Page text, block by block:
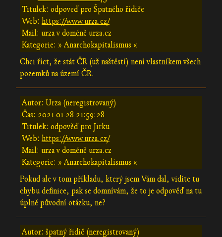
Titulek: odpoveď pro Špatného řidiče
Web: https://www.urza.cz/
Mail: urza v doméně urza.cz
Kategorie: » Anarchokapitalismus «
Chci říct, že stát ČR (už naštěstí) není vlastníkem všech
pozemků na území ČR.
Autor: Urza (neregistrovaný)
Čas: 2021-01-28 21:59:28
Titulek: odpověď pro Jirku
Web: https://www.urza.cz/
Mail: urza v doméně urza.cz
Kategorie: » Anarchokapitalismus «
Pokud ale v tom příkladu, který jsem Vám dal, vidíte tu
chybu definice, pak se domnívám, že to je odpověď na tu
úplně původní otázku, ne?
Autor: špatný řidič (neregistrovaný)